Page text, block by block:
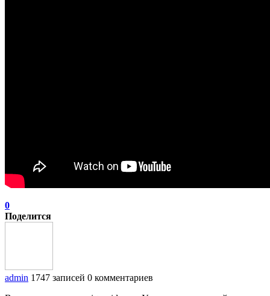
0
Поделится
admin 1747 записей 0 комментариев